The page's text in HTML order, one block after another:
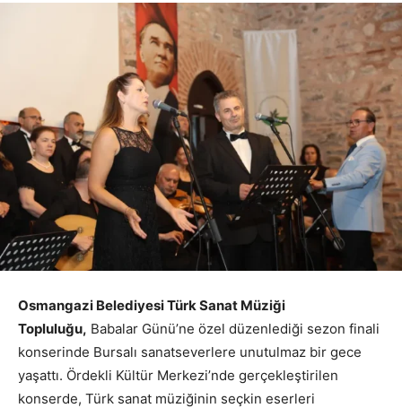
Osmangazi Belediyesi Türk Sanat Müziği
Topluluğu, Babalar Günü’ne özel düzenlediği sezon finali
konserinde Bursalı sanatseverlere unutulmaz bir gece
yaşattı. Ördekli Kültür Merkezi’nde gerçekleştirilen
konserde, Türk sanat müziğinin seçkin eserleri